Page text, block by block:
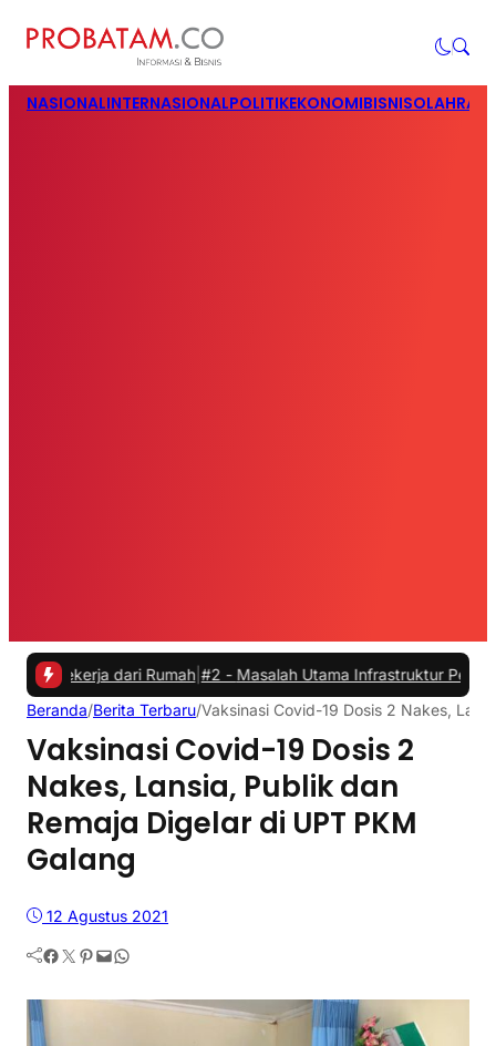
NASIONALINTERNASIONALPOLITIKEKONOMIBISNIS
dari Rumah|#2 -Masalah Utama Infrastruktur Pengisian
Beranda/Berita Terbaru/Vaksinasi Covid-19 Dosis 2 Nakes,
Vaksinasi Covid-19 Dosis 2
Nakes, Lansia, Publik dan
Remaja Digelar di UPT PKM
Galang
12 Agustus 2021
Facebook Twitter Pinterest Mail WhatsApp